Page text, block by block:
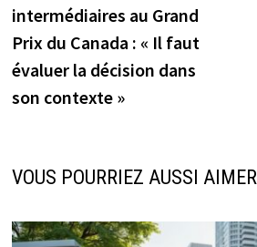
intermédiaires au Grand
Prix du Canada : « Il faut
évaluer la décision dans
son contexte »
VOUS POURRIEZ AUSSI AIMER